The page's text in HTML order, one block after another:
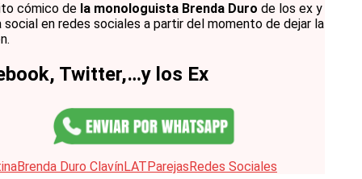
cómico de la monologuista Brenda Duro de los ex y
social en redes sociales a partir del momento de dejar la
Twitter,…y los Ex
Brenda Duro ClavínLAT Parejas Redes Sociales